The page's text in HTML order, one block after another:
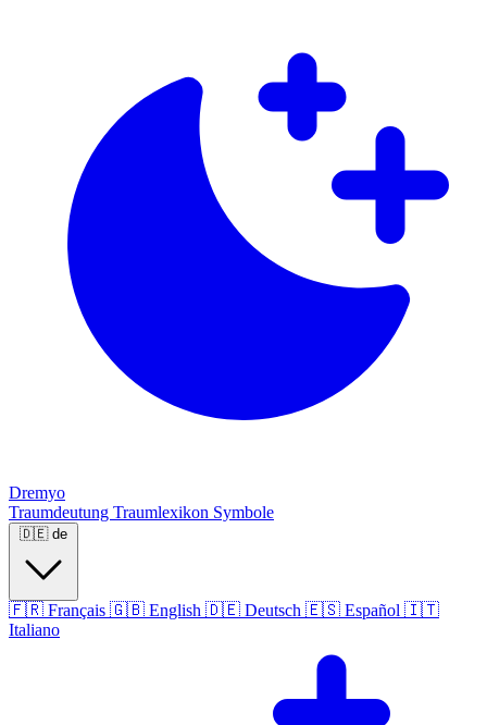
Dremyo
Traumdeutung Traumlexikon Symbole
🇩🇪 de
🇫🇷 Français 🇬🇧 English 🇩🇪 Deutsch 🇪🇸 Español 🇮🇹
Italiano